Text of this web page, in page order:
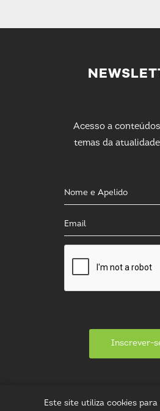
Acesso a
temas da
Inscrever-
Este site utiliza cookies